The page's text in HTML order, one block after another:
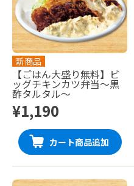
新商品
【ごはん大盛り無料】ビ
ッグチキンカツ弁当〜黒
酢タルタル〜
¥1,190
カート商品追加